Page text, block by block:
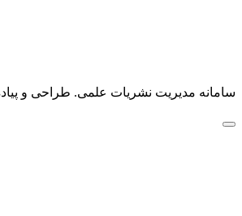
سامانه مدیریت نشریات علمی. طراحی و